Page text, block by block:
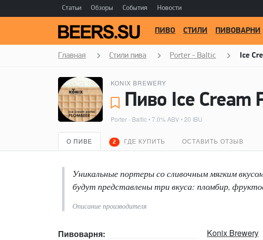
Статьи Обзоры События Новости
ПИВО СТИЛИ ПИВОВАРНИ
Главная Стили пива Porter - Baltic Ice
KONIX BREWERY
Пиво Ice Cream
Porter - Baltic• 7.0% ABV • 20 IBU
О ПИВЕ 2 ГДЕ КУПИТЬ ОСТАВИТЬ ОТЗЫВ
Уникальные портеры со сливочным мягким
будут представлены три вкуса: пломбир,
Описание производителя
Пивоварня:
Konix Brewery